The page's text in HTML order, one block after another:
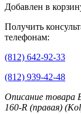
Добавлен в
Получить
телефонам:
(812) 642-92-33
(812) 939-42-48
Описание товара
160-R (правая)